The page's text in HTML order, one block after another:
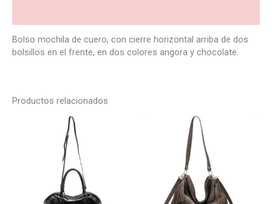
Bolso mochila de cuero, con cierre horizontal arriba de dos
bolsillos en el frente, en dos colores angora y chocolate.
Productos relacionados